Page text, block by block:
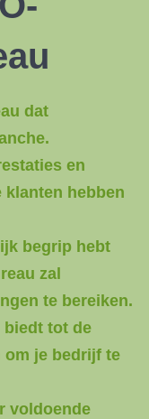
dat
en
klanten hebben
begrip hebt
zal
te bereiken.
biedt tot de
je bedrijf te
voldoende